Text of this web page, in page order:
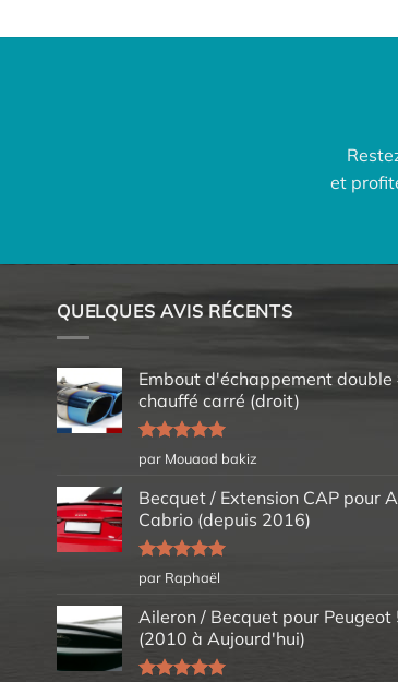
et
QUELQUES AVIS RÉCENTS
Embout d'échappement double
chauffé carré (droit)
Note5sur
5
par Mouaad bakiz
Becquet / Extension CAP pour
Cabrio (depuis 2016)
Note5sur
5
par Raphaël
Aileron / Becquet pour Peugeot
(2010 à Aujourd'hui)